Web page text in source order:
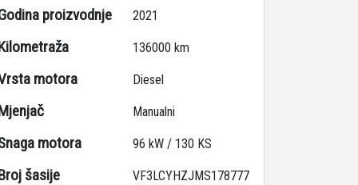
proizvodnje 2021
136000 km
motora Diesel
Manualni
motora 96 kW / 130 KS
šasije VF3LCYHZJMS178777